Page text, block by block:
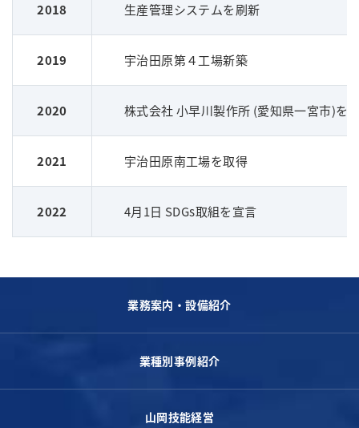
2018 生産管理システムを刷新
2019 宇治田原第４工場新築
2020 株式会社 小早川製作所 (愛知県一宮市)を
2021 宇治田原南工場を取得
2022 4月1日 SDGs取組を宣言
業務案内・設備紹介
業種別事例紹介
山岡技能経営